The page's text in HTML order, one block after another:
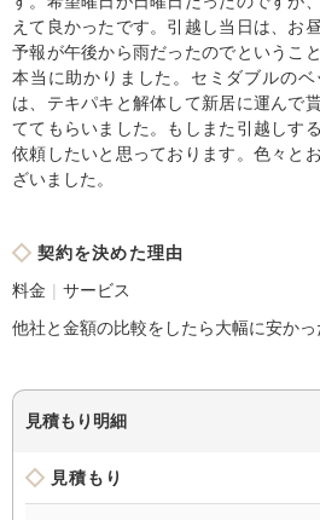
えて良かったです。引越し当日は、お
予報が午後から雨だったのでというこ
本当に助かりました。セミダブルの
は、テキパキと解体して新居に運んで
ててもらいました。もしまた引越しす
依頼したいと思っております。色々と
ざいました。
契約を決めた理由
料金
サービス
他社と金額の比較をしたら大幅に安かっ
見積もり明細
見積もり